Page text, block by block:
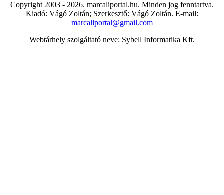
Copyright 2003 - 2026. marcaliportal.hu. Minden jog fenntartva.
Kiadó: Vágó Zoltán; Szerkesztő: Vágó Zoltán. E-mail:
marcaliportal@gmail.com
Webtárhely szolgáltató neve: Sybell Informatika Kft.